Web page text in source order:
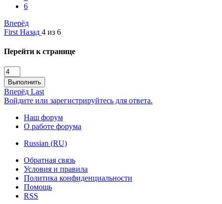
6
Вперёд
First Назад 4 из 6
Перейти к странице
Выполнить
Вперёд Last
Войдите или зарегистрируйтесь для ответа.
Наш форум
О работе форума
Russian (RU)
Обратная связь
Условия и правила
Политика конфиденциальности
Помощь
RSS